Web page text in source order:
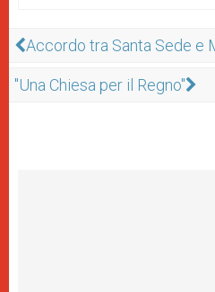
Accordo tra Santa Sede e
"Una Chiesa per il Regno"